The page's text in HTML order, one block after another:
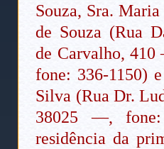
Souza, Sra.
de Souza (Rua
de Carvalho,
fone: 336-1150)
Silva (Rua Dr.
38025 —, fone:
residência da